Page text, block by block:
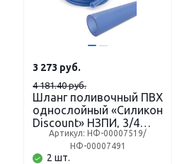
Шланг поливочный ПВХ
однослойный «Силикон
Discount» НЗПИ, 3/4
дюйма, 18 x 22 мм,
стенка 2 мм, 50 м
2 шт.
Артикул: НФ-00007519/
НФ-00007491
3 273 руб.
4 181.40 руб.